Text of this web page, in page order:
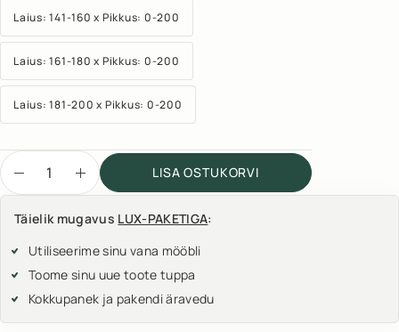
Laius: 141-160 x Pikkus: 0-200
Laius: 161-180 x Pikkus: 0-200
Laius: 181-200 x Pikkus: 0-200
LISA OSTUKORVI
Täielik mugavus LUX-PAKETIGA:
Utiliseerime sinu vana mööbli
Toome sinu uue toote tuppa
Kokkupanek ja pakendi äravedu